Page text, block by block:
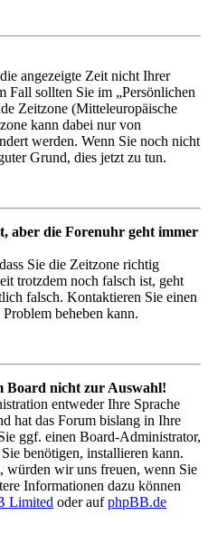
angezeigte Zeit nicht Ihrer
Fall sollten Sie im „Persönlichen
Zeitzone (Mitteleuropäische
kann dabei nur von
werden. Wenn Sie noch nicht
Grund, dies jetzt zu tun.
aber die Forenuhr geht immer
Sie die Zeitzone richtig
trotzdem noch falsch ist, geht
falsch. Kontaktieren Sie einen
beheben kann.
Board nicht zur Auswahl!
entweder Ihre Sprache
hat das Forum bislang in Ihre
ggf. einen Board-Administrator,
benötigen, installieren kann.
würden wir uns freuen, wenn Sie
Informationen dazu können
Limited oder aufphpBB.de